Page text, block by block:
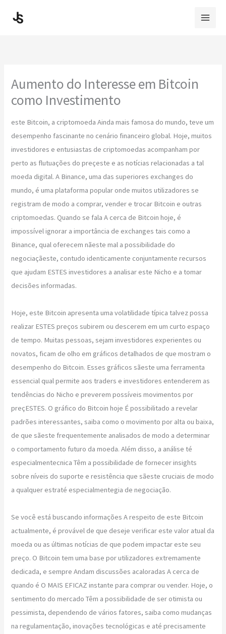
Aumento do Interesse em Bitcoin
como Investimento
este Bitcoin, a criptomoeda Ainda mais famosa do mundo, teve um
desempenho fascinante no cenário financeiro global. Hoje, muitos
investidores e entusiastas de criptomoedas acompanham por
perto as flutuações do preçeste e as notícias relacionadas a tal
moeda digital. A Binance, uma das superiores exchanges do
mundo, é uma plataforma popular onde muitos utilizadores se
registram de modo a comprar, vender e trocar Bitcoin e outras
criptomoedas. Quando se fala A cerca de Bitcoin hoje, é
impossível ignorar a importância de exchanges tais como a
Binance, qual oferecem nãeste mal a possibilidade do
negociaçãeste, contudo identicamente conjuntamente recursos
que ajudam ESTES investidores a analisar este Nicho e a tomar
decisões informadas.
Hoje, este Bitcoin apresenta uma volatilidade típica talvez possa
realizar ESTES preços subirem ou descerem em um curto espaço
de tempo. Muitas pessoas, sejam investidores experientes ou
novatos, ficam de olho em gráficos detalhados de que mostram o
desempenho do Bitcoin. Esses gráficos sãeste uma ferramenta
essencial qual permite aos traders e investidores entenderem as
tendências do Nicho e preverem possíveis movimentos por
preçESTES. O gráfico do Bitcoin hoje É possibilitado a revelar
padrões interessantes, saiba como o movimento por alta ou baixa,
de que sãeste frequentemente analisados de modo a determinar
o comportamento futuro da moeda. Além disso, a análise té
especialmentecnica Têm a possibilidade de fornecer insights
sobre níveis do suporte e resistência que sãeste cruciais de modo
a qualquer estraté especialmentegia de negociação.
Se você está buscando informações A respeito de este Bitcoin
actualmente, é provável de que deseje verificar este valor atual da
moeda ou as últimas notícias de que podem impactar este seu
preço. O Bitcoin tem uma base por utilizadores extremamente
dedicada, e sempre Andam discussões acaloradas A cerca de
quando é O MAIS EFICAZ instante para comprar ou vender. Hoje, o
sentimento do mercado Têm a possibilidade de ser otimista ou
pessimista, dependendo de vários fatores, saiba como mudanças
na regulamentação, inovações tecnológicas e até precisamente